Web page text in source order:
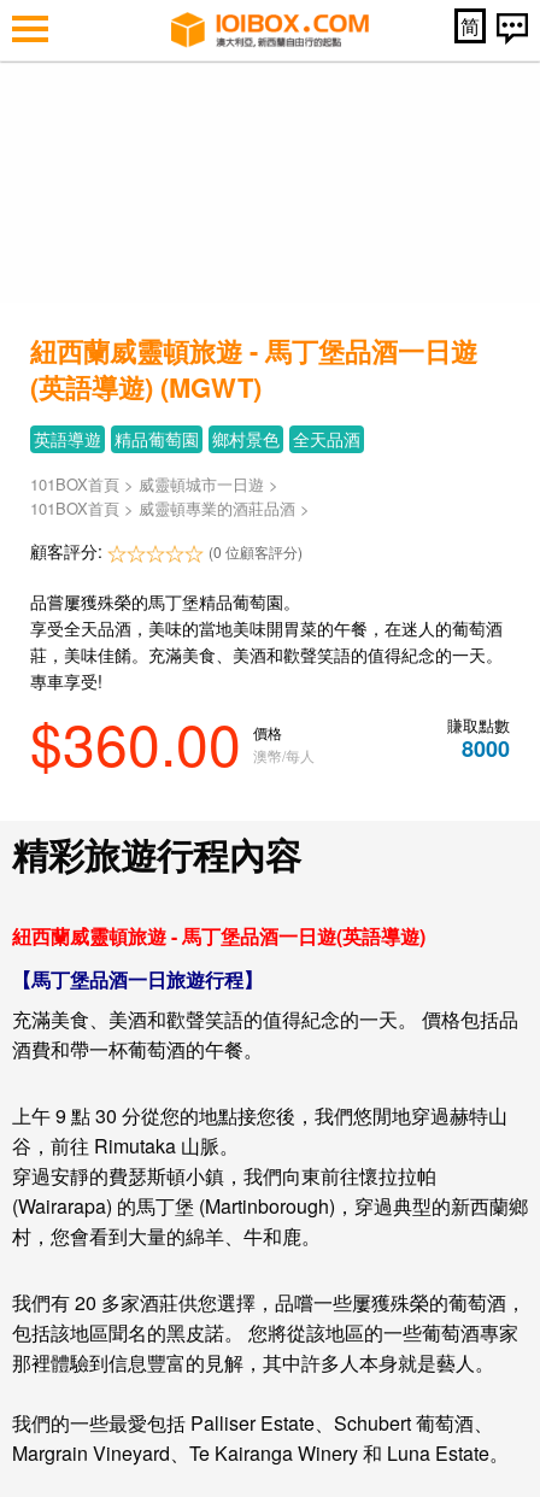
简
紐西蘭威靈頓旅遊 - 馬丁堡品酒一日遊
(英語導遊) (MGWT)
英語導遊 精品葡萄園 鄉村景色 全天品酒
101BOX首頁 > 威靈頓城市一日遊 >
101BOX首頁 > 威靈頓專業的酒莊品酒 >
顧客評分: (0 位顧客評分)
品嘗屢獲殊榮的馬丁堡精品葡萄園。
享受全天品酒，美味的當地美味開胃菜的午餐，在迷人的葡萄酒
莊，美味佳餚。充滿美食、美酒和歡聲笑語的值得紀念的一天。
專車享受!
$360.00
價格
澳幣/每人
賺取點數
8000
精彩旅遊行程內容
紐西蘭威靈頓旅遊 - 馬丁堡品酒一日遊(英語導遊)
【馬丁堡品酒一日旅遊行程】
充滿美食、美酒和歡聲笑語的值得紀念的一天。 價格包括品
酒費和帶一杯葡萄酒的午餐。
上午 9 點 30 分從您的地點接您後，我們悠閒地穿過赫特山
谷，前往 Rimutaka 山脈。
穿過安靜的費瑟斯頓小鎮，我們向東前往懷拉拉帕
(Wairarapa) 的馬丁堡 (Martinborough)，穿過典型的新西蘭鄉
村，您會看到大量的綿羊、牛和鹿。
我們有 20 多家酒莊供您選擇，品嚐一些屢獲殊榮的葡萄酒，
包括該地區聞名的黑皮諾。 您將從該地區的一些葡萄酒專家
那裡體驗到信息豐富的見解，其中許多人本身就是藝人。
我們的一些最愛包括 Palliser Estate、Schubert 葡萄酒、
Margrain Vineyard、Te Kairanga Winery 和 Luna Estate。